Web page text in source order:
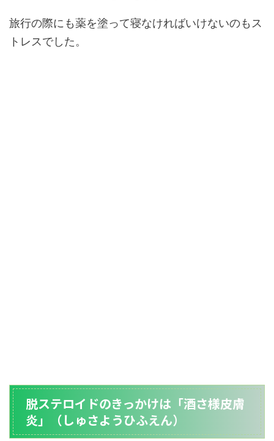
旅行の際にも薬を塗って寝なければいけないのもス
トレスでした。
脱ステロイドのきっかけは「酒さ様皮膚
炎」（しゅさようひふえん）